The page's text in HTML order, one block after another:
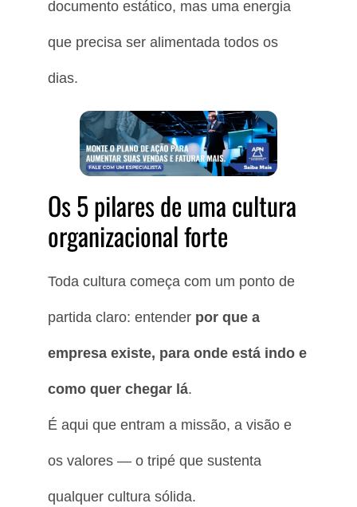
documento estático, mas uma energia
que precisa ser alimentada todos os
dias.
Os 5 pilares de uma cultura
organizacional forte
Toda cultura começa com um ponto de
partida claro: entender por que a
empresa existe, para onde está indo e
como quer chegar lá.
É aqui que entram a missão, a visão e
os valores — o tripé que sustenta
qualquer cultura sólida.